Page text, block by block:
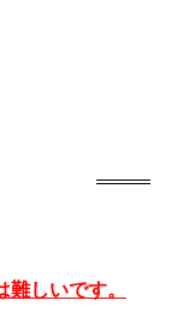
しいです。